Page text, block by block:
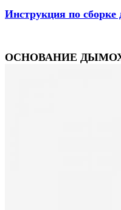
Инструкция по
ОСНОВАНИЕ